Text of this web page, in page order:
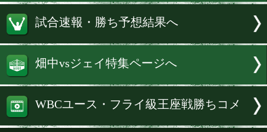
のローランド・ジェイ(23=比)を迎えて2
防衛戦に臨んだ。ここまで10戦全勝の
ィリピンからの刺客にどのような動き
のか――。
続きを読む